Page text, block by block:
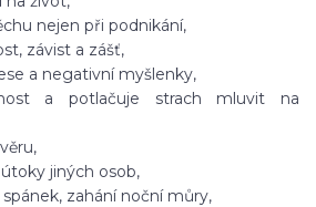
nejen při podnikání,
závist a zášť,
a negativní myšlenky,
a potlačuje strach mluvit na
jiných osob,
zahání noční můry,